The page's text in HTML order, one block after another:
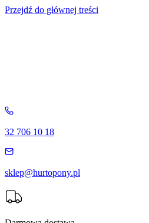
Przejdź do głównej treści
32 706 10 18
sklep@hurtopony.pl